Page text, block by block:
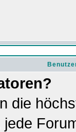
die